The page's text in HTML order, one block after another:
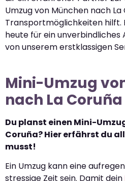
Umzug von München nach
Transportmöglichkeiten hilft.
heute für ein
von unserem erstklassigen
Mini-Umzug
nach La Coruña
Du planst einen Mini-
Coruña? Hier erfährst du
musst!
Ein Umzug kann eine
stressige Zeit sein. Damit dein